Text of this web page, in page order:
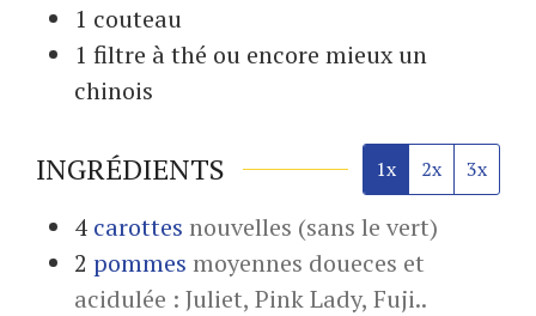
1 couteau
1 filtre à thé ou encore mieux un
chinois
INGRÉDIENTS 1x 2x 3x
4 carottes nouvelles (sans le vert)
2 pommes moyennes doueces et
acidulée : Juliet, Pink Lady, Fuji..